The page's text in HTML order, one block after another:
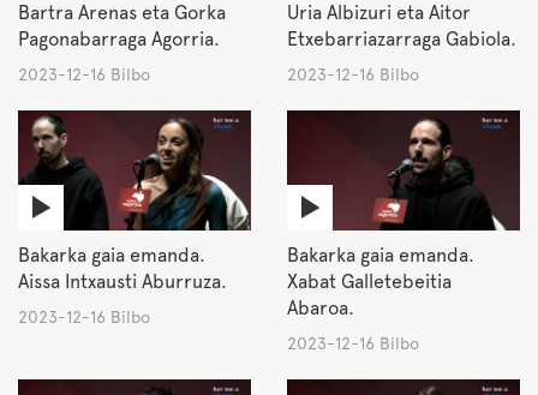
Bartra Arenas eta Gorka
Pagonabarraga Agorria.
2023-12-16 Bilbo
Uria Albizuri eta Aitor
Etxebarriazarraga Gabiola.
2023-12-16 Bilbo
Bakarka gaia emanda.
Aissa Intxausti Aburruza.
2023-12-16 Bilbo
Bakarka gaia emanda.
Xabat Galletebeitia
Abaroa.
2023-12-16 Bilbo